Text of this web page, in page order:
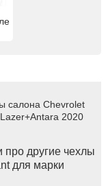
салона Chevrolet
2020
про другие чехлы
для марки